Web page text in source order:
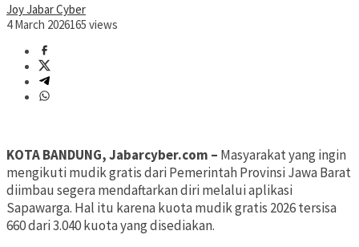
Joy Jabar Cyber
4 March 2026165 views
KOTA BANDUNG, Jabarcyber.com – Masyarakat yang ingin
mengikuti mudik gratis dari Pemerintah Provinsi Jawa Barat
diimbau segera mendaftarkan diri melalui aplikasi
Sapawarga. Hal itu karena kuota mudik gratis 2026 tersisa
660 dari 3.040 kuota yang disediakan.